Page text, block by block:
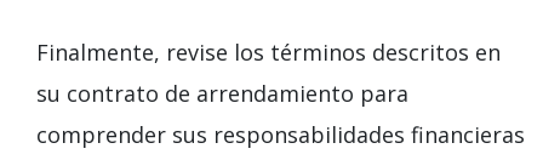
Finalmente, revise los términos descritos en
su contrato de arrendamiento para
comprender sus responsabilidades financieras